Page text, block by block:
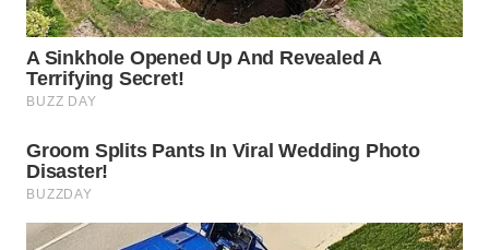
WN
NATUNA
WN
WN
MANDALIKA